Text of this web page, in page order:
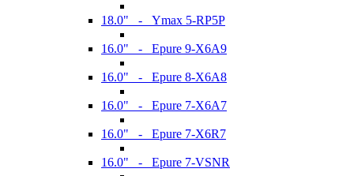
18.0" - Ymax 5-RP5P
16.0" - Epure 9-X6A9
16.0" - Epure 8-X6A8
16.0" - Epure 7-X6A7
16.0" - Epure 7-X6R7
16.0" - Epure 7-VSNR